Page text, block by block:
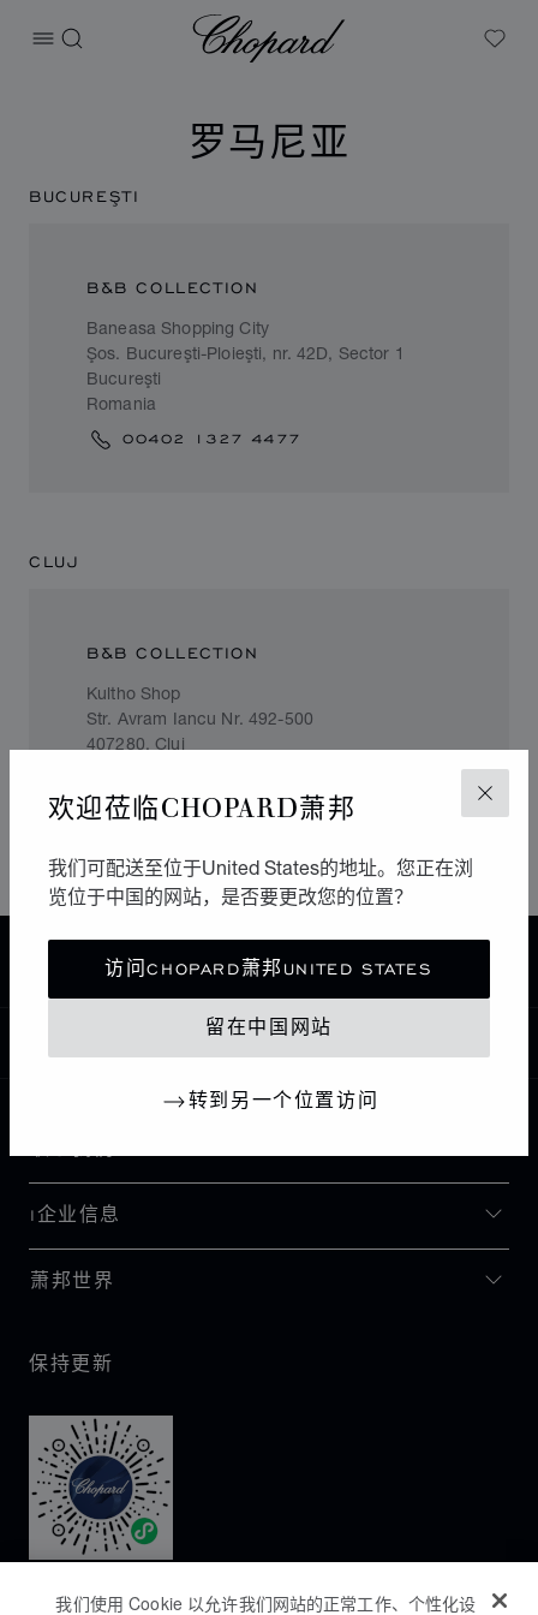
关闭
欢迎莅临CHOPARD萧邦
我们可配送至位于United States的地址。您正在浏
览位于中国的网站，是否要更改您的位置？
访问CHOPARD萧邦UNITED STATES
留在中国网站
转到另一个位置访问
打开菜单
搜索
Chopard
My
罗马尼亚
BUCUREŞTI
B&B COLLECTION
Baneasa Shopping City
Şos. Bucureşti-Ploieşti, nr. 42D, Sector 1
Bucureşti
Romania
00402 1327 4477
CLUJ
B&B COLLECTION
Kultho Shop
Str. Avram Iancu Nr. 492-500
407280, Cluj
+40 731 600 893
查找精品店 所有店铺
I企业信息
萧邦世界
保持更新
我们使用 Cookie 以允许我们网站的正常工作、个性化设